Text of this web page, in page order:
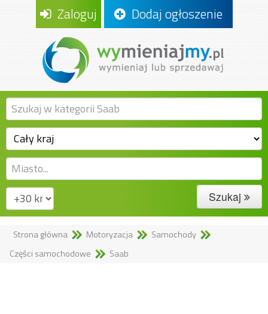
Zaloguj Dodaj ogłoszenie
Szukaj
Strona główna Motoryzacja
Samochody
Części samochodowe
Saab